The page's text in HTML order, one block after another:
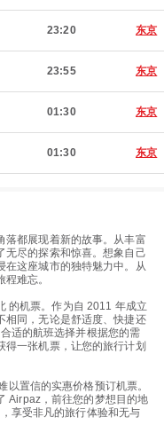
23:20 东京
23:55 东京
01:30 东京
01:30 东京
落都展现着新的故事。从丰富
无尽的探索和惊喜。想象自己
在这座城市的独特魅力中。从
难忘。
的机票。作为自 2011 年成立
相同，无论是舒适度、快捷还
适的航班选择并根据您的需
一张机票，让您的旅行计划
置信的实惠价格预订机票。
Airpaz，前往您的梦想目的地
享受非凡的旅行体验和无与